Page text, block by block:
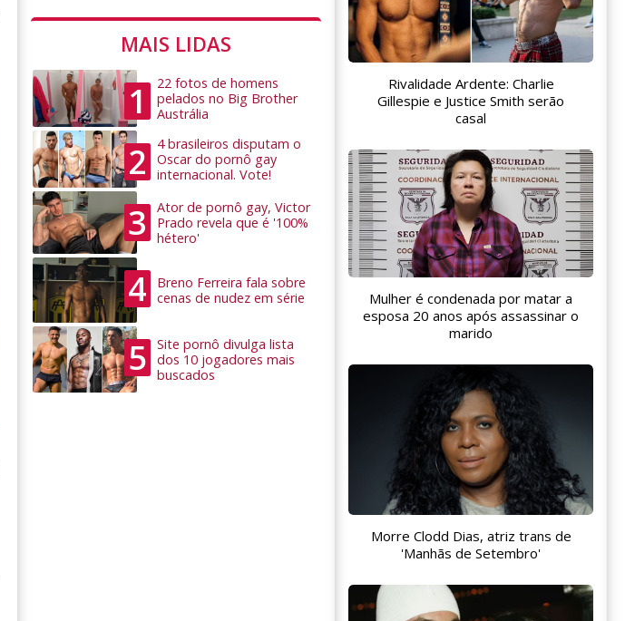
MAIS LIDAS
1
22 fotos de homens
pelados no Big Brother
Austrália
2
4 brasileiros disputam o
Oscar do pornô gay
internacional. Vote!
3
Ator de pornô gay, Victor
Prado revela que é '100%
hétero'
4
Breno Ferreira fala sobre
cenas de nudez em série
5
Site pornô divulga lista
dos 10 jogadores mais
buscados
Rivalidade Ardente: Charlie
Gillespie e Justice Smith serão
casal
Mulher é condenada por matar a
esposa 20 anos após assassinar o
marido
Morre Clodd Dias, atriz trans de
'Manhãs de Setembro'